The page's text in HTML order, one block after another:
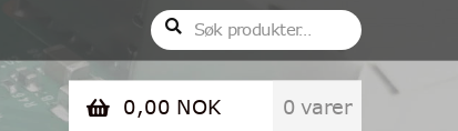
Søk
etter:
Søk
0,00 NOK 0 varer